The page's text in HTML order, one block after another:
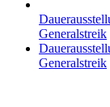
Generalstreik
Nächster
Beitrag:
Generalstreik